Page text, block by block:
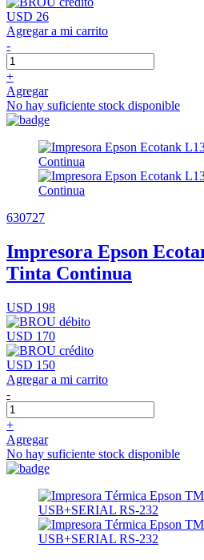
USD 26
Agregar a mi carrito
-
+
Agregar
No hay suficiente stock disponible
630727
Impresora Epson
Tinta Continua
USD 198
USD 170
USD 150
Agregar a mi carrito
-
+
Agregar
No hay suficiente stock disponible